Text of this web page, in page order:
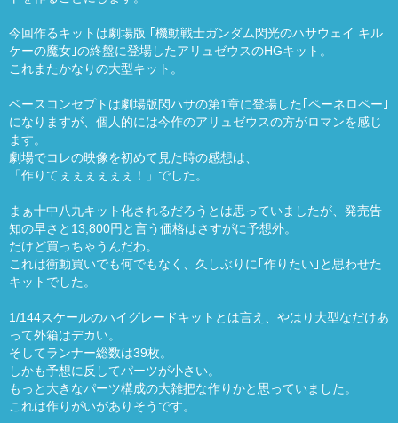
今回作るキットは劇場版 ｢機動戦士ガンダム閃光のハサウェイ キル
ケーの魔女｣の終盤に登場したアリュゼウスのHGキット。
これまたかなりの大型キット。
ベースコンセプトは劇場版閃ハサの第1章に登場した｢ペーネロペー｣
になりますが、個人的には今作のアリュゼウスの方がロマンを感じ
ます。
劇場でコレの映像を初めて見た時の感想は、
「作りてぇぇぇぇぇぇ！」でした。
まぁ十中八九キット化されるだろうとは思っていましたが、発売告
知の早さと13,800円と言う価格はさすがに予想外。
だけど買っちゃうんだわ。
これは衝動買いでも何でもなく、久しぶりに｢作りたい｣と思わせた
キットでした。
1/144スケールのハイグレードキットとは言え、やはり大型なだけあ
って外箱はデカい。
そしてランナー総数は39枚。
しかも予想に反してパーツが小さい。
もっと大きなパーツ構成の大雑把な作りかと思っていました。
これは作りがいがありそうです。